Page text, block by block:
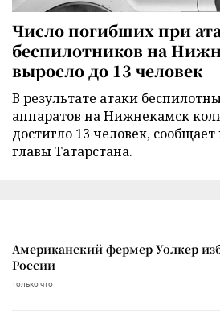
Число погибших при
беспилотников на
выросло до 13 человек
В результате атаки
аппаратов на Нижнекамск
достигло 13 человек,
главы Татарстана.
Американский фермер Уолкер
России
только что